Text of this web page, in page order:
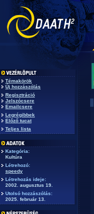
Témakörök
Új hozzászólás
Regisztráció
Jelszócsere
Emailcsere
Legrégibbek
Előző tucat
Teljes lista
Kategória:
Kultúra
Létrehozó:
speedy
Létrehozás ideje:
2002. augusztus 19.
Utolsó hozzászólás:
2025. február 13.